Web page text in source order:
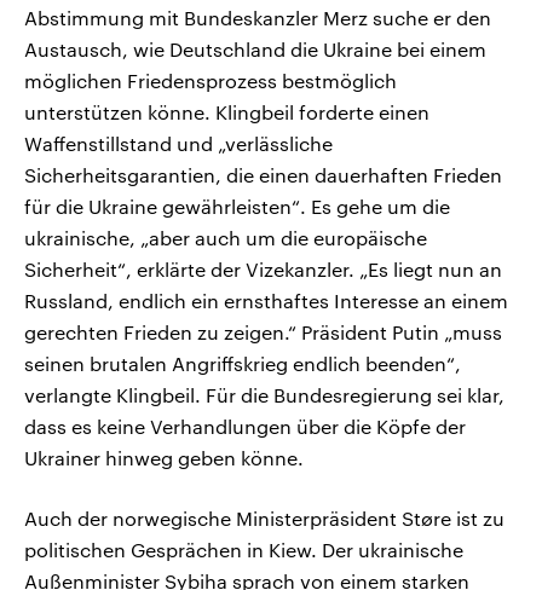
Abstimmung mit Bundeskanzler Merz suche er den
Austausch, wie Deutschland die Ukraine bei einem
möglichen Friedensprozess bestmöglich
unterstützen könne. Klingbeil forderte einen
Waffenstillstand und „verlässliche
Sicherheitsgarantien, die einen dauerhaften Frieden
für die Ukraine gewährleisten“. Es gehe um die
ukrainische, „aber auch um die europäische
Sicherheit“, erklärte der Vizekanzler. „Es liegt nun an
Russland, endlich ein ernsthaftes Interesse an einem
gerechten Frieden zu zeigen.“ Präsident Putin „muss
seinen brutalen Angriffskrieg endlich beenden“,
verlangte Klingbeil. Für die Bundesregierung sei klar,
dass es keine Verhandlungen über die Köpfe der
Ukrainer hinweg geben könne.
Auch der norwegische Ministerpräsident Støre ist zu
politischen Gesprächen in Kiew. Der ukrainische
Außenminister Sybiha sprach von einem starken